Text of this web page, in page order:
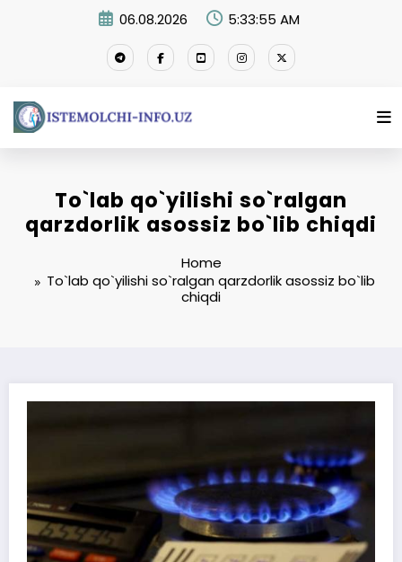
06.08.2026 5:33:56 AM
To`lab qo`yilishi so`ralgan
qarzdorlik asossiz bo`lib chiqdi
Home
To`lab qo`yilishi so`ralgan qarzdorlik asossiz bo`lib
chiqdi